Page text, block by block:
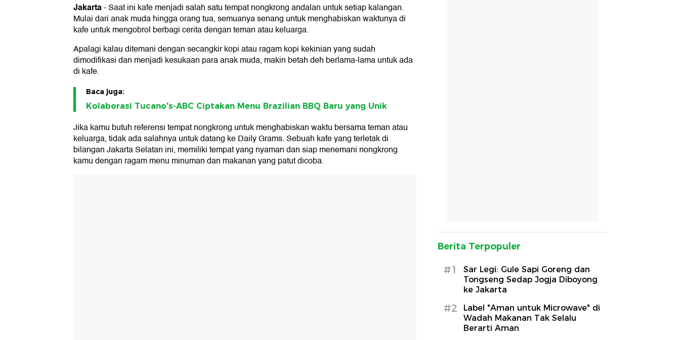
Jakarta-Saat ini kafe menjadi salah satu tempat nongkrong andalan untuk setiap kalangan.
Mulai dari anak muda hingga orang tua, semuanya senang untuk menghabiskan waktunya di
kafe untuk mengobrol berbagi cerita dengan teman atau keluarga.
Apalagi kalau ditemani dengan secangkir kopi atau ragam kopi kekinian yang sudah
dimodifikasi dan menjadi kesukaan para anak muda, makin betah deh berlama-lama untuk ada
di kafe.
Baca juga:
Kolaborasi Tucano's-ABC Ciptakan Menu Brazilian BBQ Baru yang Unik
Jika kamu butuh referensi tempat nongkrong untuk menghabiskan waktu bersama teman atau
keluarga, tidak ada salahnya untuk datang ke Daily Grams. Sebuah kafe yang terletak di
bilangan Jakarta Selatan ini, memiliki tempat yang nyaman dan siap menemani nongkrong
kamu dengan ragam menu minuman dan makanan yang patut dicoba.
Berita Terpopuler
#1
Sar Legi: Gule Sapi Goreng dan
Tongseng Sedap Jogja Diboyong
ke Jakarta
#2
Label "Aman untuk Microwave" di
Wadah Makanan Tak Selalu
Berarti Aman